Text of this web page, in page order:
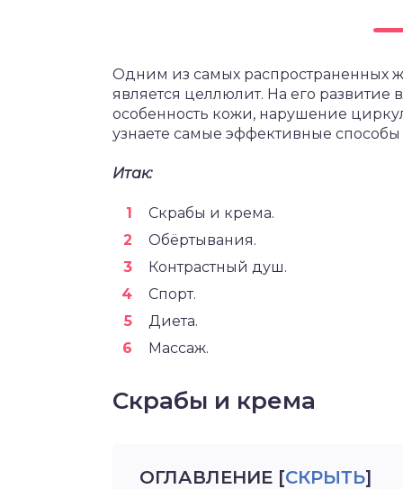
Одним из самых распространенных
является целлюлит. На его развитие
особенность кожи, нарушение
узнаете самые эффективные
Итак:
Скрабы и крема.
Обёртывания.
Контрастный душ.
Спорт.
Диета.
Массаж.
Скрабы и крема
ОГЛАВЛЕНИЕ [СКРЫТЬ]